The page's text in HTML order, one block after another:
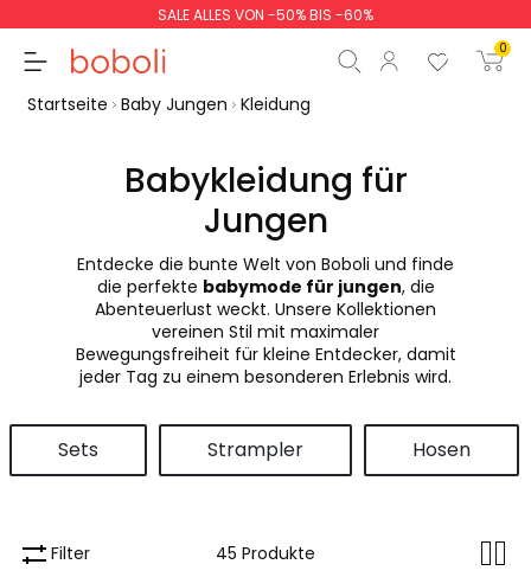
SALE ALLES VON -50% BIS -60%
0
Gesamtbetrag 0,00 €
weiter Start der Bestellung
Startseite Baby Jungen Kleidung
Babykleidung für
Jungen
Entdecke die bunte Welt von Boboli und finde
die perfekte babymode für jungen, die
Abenteuerlust weckt. Unsere Kollektionen
vereinen Stil mit maximaler
Bewegungsfreiheit für kleine Entdecker, damit
jeder Tag zu einem besonderen Erlebnis wird.
Sets Strampler Hosen
Filter 45 Produkte